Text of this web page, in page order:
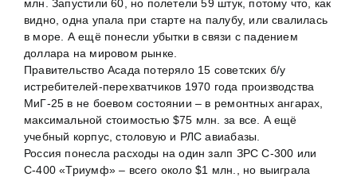
млн. Запустили 60, но полетели 59 штук, потому что, как
видно, одна упала при старте на палубу, или свалилась
в море. А ещё понесли убытки в связи с падением
доллара на мировом рынке.
Правительство Асада потеряло 15 советских б/у
истребителей-перехватчиков 1970 года производства
МиГ-25 в не боевом состоянии – в ремонтных ангарах,
максимальной стоимостью $75 млн. за все. А ещё
учебный корпус, столовую и РЛС авиабазы.
Россия понесла расходы на один залп ЗРС С-300 или
С-400 «Триумф» – всего около $1 млн., но выиграла